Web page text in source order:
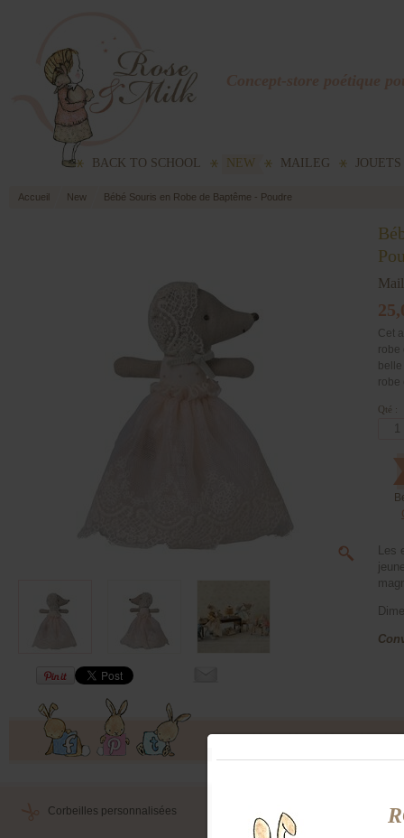
Concept-store poétique
BACK TO SCHOOL NEW MAILEG JOUETS
Accueil New Bébé Souris en Robe de Baptême - Poudre
Cet
robe
robe
Qté :
Les
Offres exclusives, ventes privées,
Corbeilles personnalisées Livraison maternité